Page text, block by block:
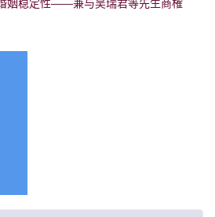
姻稳定性——兼与吴瑞君等先生商榷